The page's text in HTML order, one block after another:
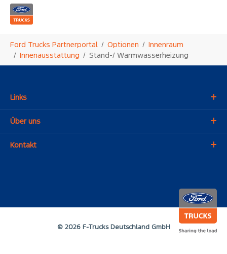
Ford Trucks Partnerportal Optionen
Innenraum
Innenausstattung
Stand-/ Warmwasserheizung
Links
Über uns
Kontakt
© 2026 F-Trucks Deutschland GmbH